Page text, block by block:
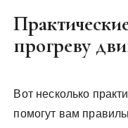
прогреву
Вот несколько
помогут вам